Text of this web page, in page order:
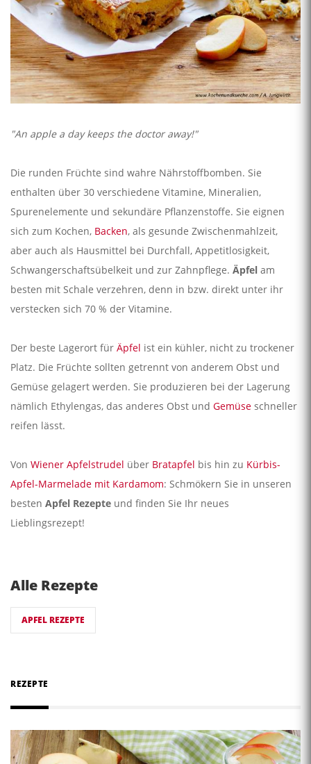
"An apple a day keeps the doctor away!"
Die runden Früchte sind wahre Nährstoffbomben. Sie
enthalten über 30 verschiedene Vitamine, Mineralien,
Spurenelemente und sekundäre Pflanzenstoffe. Sie eignen
sich zum Kochen, Backen, als gesunde Zwischenmahlzeit,
aber auch als Hausmittel bei Durchfall, Appetitlosigkeit,
Schwangerschaftsübelkeit und zur Zahnpflege. Äpfel am
besten mit Schale verzehren, denn in bzw. direkt unter ihr
verstecken sich 70 % der Vitamine.
Der beste Lagerort für Äpfel ist ein kühler, nicht zu trockener
Platz. Die Früchte sollten getrennt von anderem Obst und
Gemüse gelagert werden. Sie produzieren bei der Lagerung
nämlich Ethylengas, das anderes Obst und Gemüse schneller
reifen lässt.
Von Wiener Apfelstrudel über Bratapfel bis hin zu Kürbis-
Apfel-Marmelade mit Kardamom: Schmökern Sie in unseren
besten Apfel Rezepte und finden Sie Ihr neues
Lieblingsrezept!
Alle Rezepte
APFEL REZEPTE
REZEPTE